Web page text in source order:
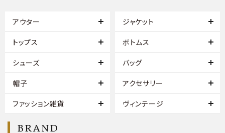
アウター ジャケット
トップス ボトムス
シューズ バッグ
帽子 アクセサリー
ファッション雑貨 ヴィンテージ
BRAND